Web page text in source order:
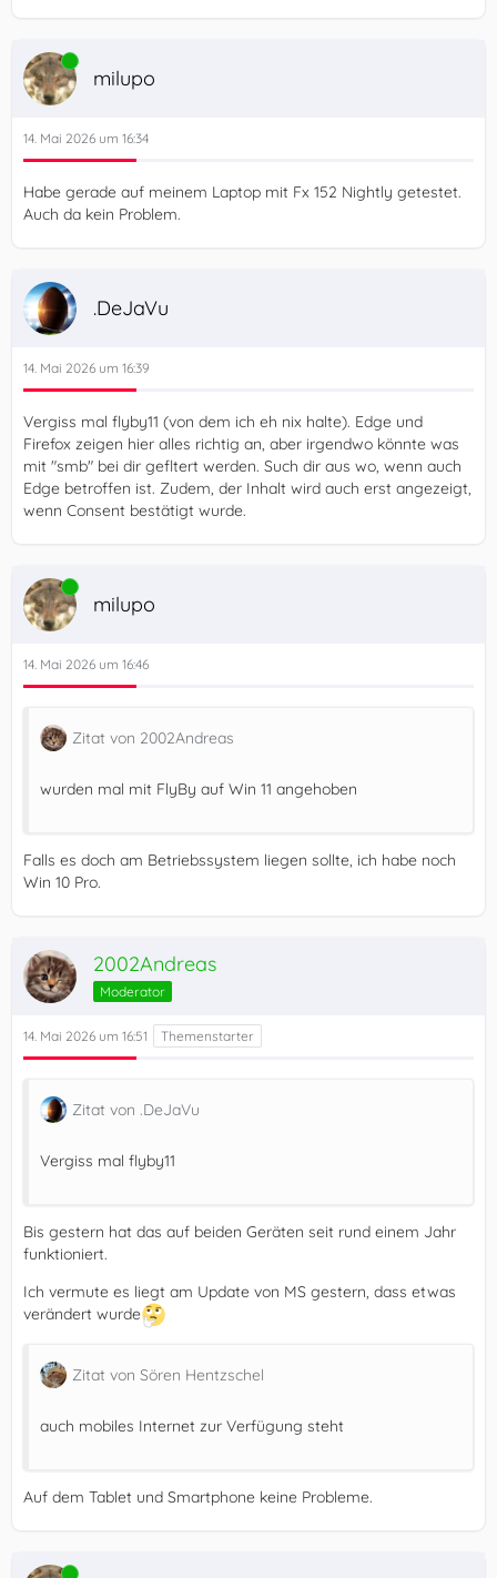
Online
milupo
14. Mai 2026 um 16:34
Habe gerade auf meinem Laptop mit Fx 152 Nightly getestet.
Auch da kein Problem.
.DeJaVu
14. Mai 2026 um 16:39
Vergiss mal flyby11 (von dem ich eh nix halte). Edge und
Firefox zeigen hier alles richtig an, aber irgendwo könnte was
mit "smb" bei dir gefltert werden. Such dir aus wo, wenn auch
Edge betroffen ist. Zudem, der Inhalt wird auch erst angezeigt,
wenn Consent bestätigt wurde.
Online
milupo
14. Mai 2026 um 16:46
Zitat von 2002Andreas
wurden mal mit FlyBy auf Win 11 angehoben
Falls es doch am Betriebssystem liegen sollte, ich habe noch
Win 10 Pro.
2002Andreas
Moderator
14. Mai 2026 um 16:51
Zitat von .DeJaVu
Vergiss mal flyby11
Bis gestern hat das auf beiden Geräten seit rund einem Jahr
funktioniert.
Ich vermute es liegt am Update von MS gestern, dass etwas
verändert wurde
Zitat von Sören Hentzschel
auch mobiles Internet zur Verfügung steht
Auf dem Tablet und Smartphone keine Probleme.
Online